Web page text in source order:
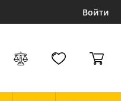
Войти